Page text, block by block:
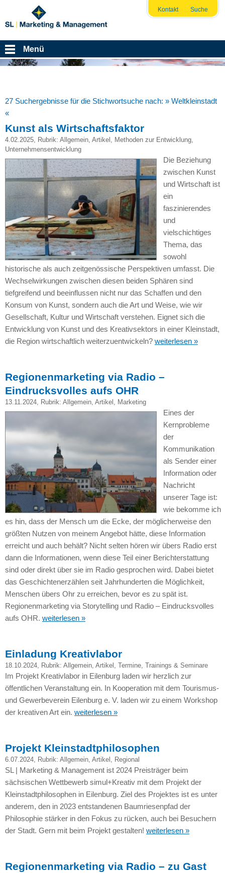
Kontakt Suche
Menü
27 Suchergebnisse für die Stichwortsuche nach: » Weltkleinstadt
«
Kunst als Wirtschaftsfaktor
4.02.2025, Rubrik: Allgemein, Artikel , Methoden zur Entwicklung,
Unternehmensentwicklung
Die Beziehung
zwischen Kunst
und Wirtschaft ist
ein
faszinierendes
und
vielschichtiges
Thema, das
sowohl
historische als auch zeitgenössische Perspektiven umfasst. Die
Wechselwirkungen zwischen diesen beiden Sphären sind
tiefgreifend und beeinflussen nicht nur das Schaffen und den
Konsum von Kunst, sondern auch die Art und Weise, wie wir
Gesellschaft, Kultur und Wirtschaft verstehen. Eignet sich die
Entwicklung von Kunst und des Kreativsektors in einer Kleinstadt,
die Region wirtschaftlich weiterzuentwickeln? weiterlesen »
Regionenmarketing via Radio –
Eindrucksvolles aufs OHR
13.11.2024, Rubrik: Allgemein, Artikel , Marketing
Eines der
Kernprobleme
der
Kommunikation
als Sender einer
Information oder
Nachricht
unserer Tage ist:
wie bekomme ich
es hin, dass der Mensch um die Ecke, der möglicherweise den
größten Nutzen von meinem Angebot hätte, diese Information
erreicht und auch behält? Nicht selten hören wir übers Radio erst
dann die Informationen, wenn diese Teil einer Berichterstattung
sind oder direkt über sie im Radio gesprochen wird. Dabei bietet
das Geschichtenerzählen seit Jahrhunderten die Möglichkeit,
Menschen übers Ohr zu erreichen, bevor es zu spät ist.
Regionenmarketing via Storytelling und Radio – Eindrucksvolles
aufs OHR. weiterlesen »
Einladung Kreativlabor
18.10.2024, Rubrik: Allgemein, Artikel Termine, Trainings & Seminare
Im Projekt Kreativlabor in Eilenburg laden wir herzlich zur
öffentlichen Veranstaltung ein. In Kooperation mit dem Tourismus-
und Gewerbeverein Eilenburg e. V. laden wir zu einem Workshop
der kreativen Art ein. weiterlesen »
Projekt Kleinstadtphilosophen
6.07.2024, Rubrik: Allgemein, Artikel Regional
SL | Marketing & Management ist 2024 Preisträger beim
sächsischen Wettbewerb simul+Kreativ mit dem Projekt der
Kleinstadtphilosophen in Eilenburg. Ziel des Projektes ist es unter
anderem, den in 2023 entstandenen Baumriesenpfad der
Philosophie stärker in den Fokus zu rücken, auch bei Besuchern
der Stadt. Gern mit beim Projekt gestalten! weiterlesen »
Regionenmarketing via Radio – zu Gast